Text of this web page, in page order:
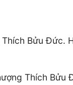
Bửu Đức.
Thích Bửu